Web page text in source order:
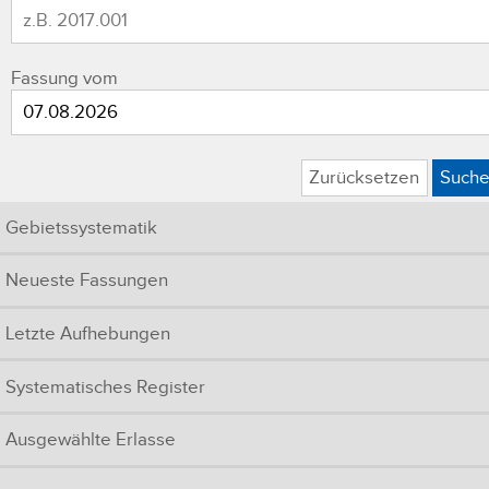
Fassung vom
Zurücksetzen
Gebietssystematik
Neueste Fassungen
Letzte Aufhebungen
Systematisches Register
Ausgewählte Erlasse